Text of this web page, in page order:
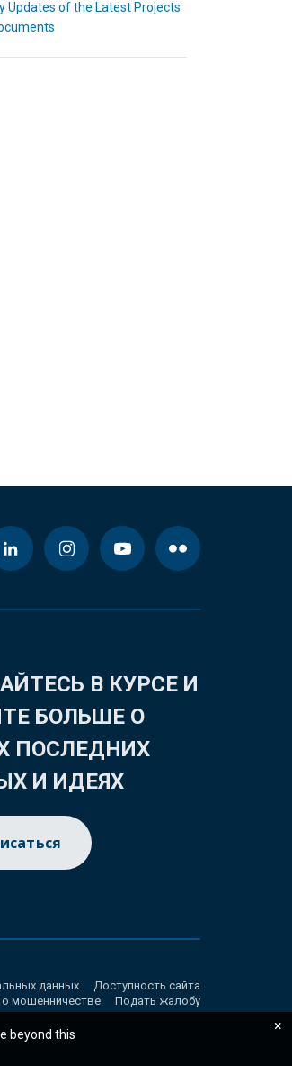
Updates of the Latest Projects
В КУРСЕ И
БОЛЬШЕ О
ПОСЛЕДНИХ
И ИДЕЯХ
данных
Доступность сайта
мошенничестве Подать жалобу
beyond this
×